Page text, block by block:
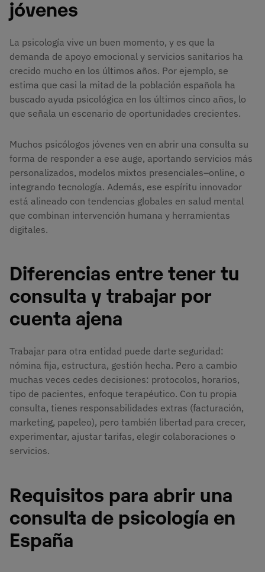
jóvenes
La psicología vive un buen momento, y es que la
demanda de apoyo emocional y servicios sanitarios ha
crecido mucho en los últimos años. Por ejemplo, se
estima que casi la mitad de la población española ha
buscado ayuda psicológica en los últimos cinco años, lo
que señala un escenario de oportunidades crecientes.
Muchos psicólogos jóvenes ven en abrir una consulta su
forma de responder a ese auge, aportando servicios más
personalizados, modelos mixtos presenciales–online, o
integrando tecnología. Además, ese espíritu innovador
está alineado con tendencias globales en salud mental
que combinan intervención humana y herramientas
digitales.
Diferencias entre tener tu
consulta y trabajar por
cuenta ajena
Trabajar para otra entidad puede darte seguridad:
nómina fija, estructura, gestión hecha. Pero a cambio
muchas veces cedes decisiones: protocolos, horarios,
tipo de pacientes, enfoque terapéutico. Con tu propia
consulta, tienes responsabilidades extras (facturación,
marketing, papeleo), pero también libertad para crecer,
experimentar, ajustar tarifas, elegir colaboraciones o
servicios.
Requisitos para abrir una
consulta de psicología en
España